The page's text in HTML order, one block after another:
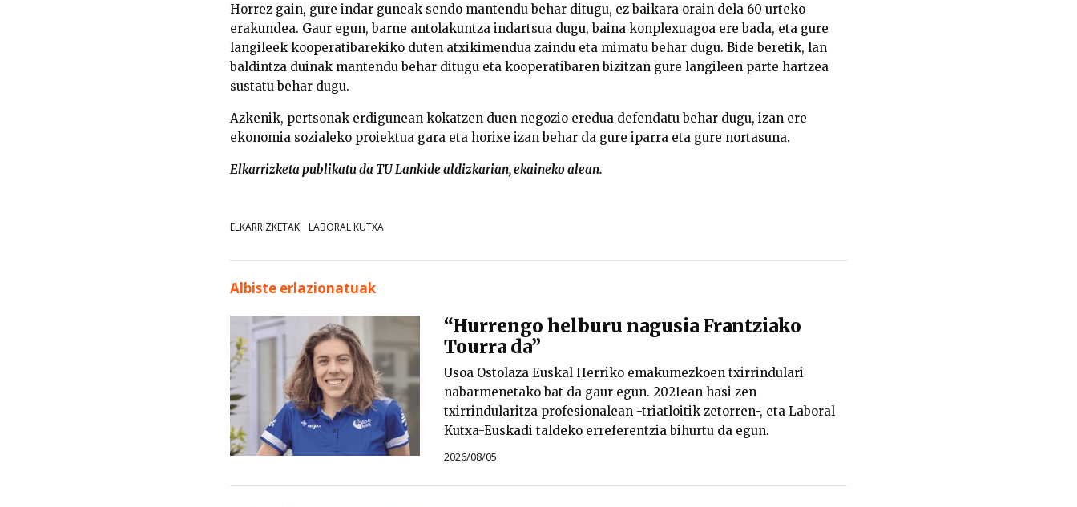
Horrez gain, gure indar guneak sendo mantendu behar ditugu, ez baikara orain dela 60 urteko
erakundea. Gaur egun, barne antolakuntza indartsua dugu, baina konplexuagoa ere bada, eta gure
langileek kooperatibarekiko duten atxikimendua zaindu eta mimatu behar dugu. Bide beretik, lan
baldintza duinak mantendu behar ditugu eta kooperatibaren bizitzan gure langileen parte hartzea
sustatu behar dugu.
Azkenik, pertsonak erdigunean kokatzen duen negozio eredua defendatu behar dugu, izan ere
ekonomia sozialeko proiektua gara eta horixe izan behar da gure iparra eta gure nortasuna.
Elkarrizketa publikatu da TU Lankide aldizkarian, ekaineko alean.
ELKARRIZKETAK LABORAL KUTXA
Albiste erlazionatuak
“Hurrengo helburu nagusia Frantziako
Tourra da”
Usoa Ostolaza Euskal Herriko emakumezkoen txirrindulari
nabarmenetako bat da gaur egun. 2021ean hasi zen
txirrindularitza profesionalean -triatloitik zetorren-, eta Laboral
Kutxa-Euskadi taldeko erreferentzia bihurtu da egun.
2026/08/05